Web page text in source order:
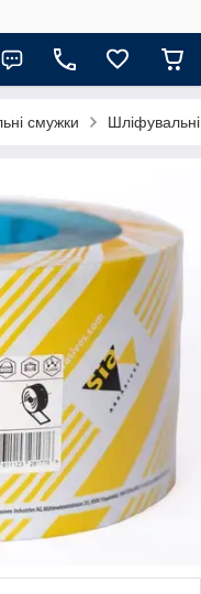
смужки